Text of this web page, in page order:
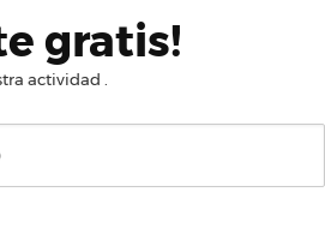
gratis!
actividad .